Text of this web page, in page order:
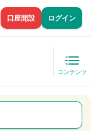
口座開設 ログイン
コンテンツ